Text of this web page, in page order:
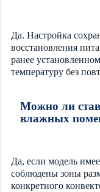
Да. Настройка
восстановления
ранее
температуру без
Можно ли
влажных
Да, если модель
соблюдены зоны
конкретного